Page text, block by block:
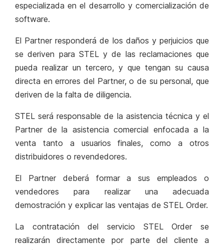
especializada en el desarrollo y comercialización de
software.
El Partner responderá de los daños y perjuicios que
se deriven para STEL y de las reclamaciones que
pueda realizar un tercero, y que tengan su causa
directa en errores del Partner, o de su personal, que
deriven de la falta de diligencia.
STEL será responsable de la asistencia técnica y el
Partner de la asistencia comercial enfocada a la
venta tanto a usuarios finales, como a otros
distribuidores o revendedores.
El Partner deberá formar a sus empleados o
vendedores para realizar una adecuada
demostración y explicar las ventajas de STEL Order.
La contratación del servicio STEL Order se
realizarán directamente por parte del cliente a